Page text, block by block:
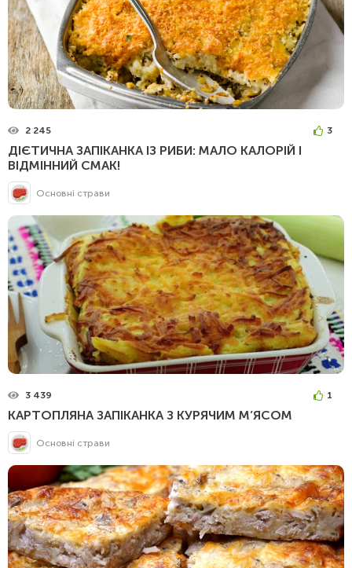
2 245 3
ДІЄТИЧНА ЗАПІКАНКА ІЗ РИБИ: МАЛО КАЛОРІЙ І
ВІДМІННИЙ СМАК!
Основні страви
3 439 1
КАРТОПЛЯНА ЗАПІКАНКА З КУРЯЧИМ М’ЯСОМ
Основні страви